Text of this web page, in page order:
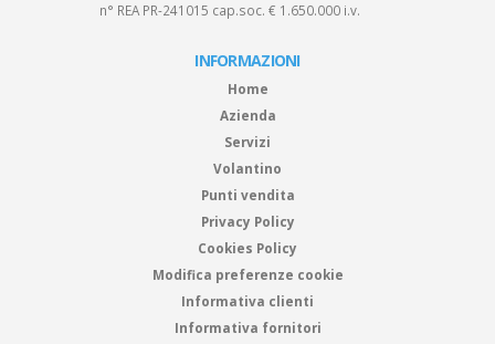
n° REA PR-241015 cap.soc. € 1.650.000 i.v.
INFORMAZIONI
Home
Azienda
Servizi
Volantino
Punti vendita
Privacy Policy
Cookies Policy
Modifica preferenze cookie
Informativa clienti
Informativa fornitori